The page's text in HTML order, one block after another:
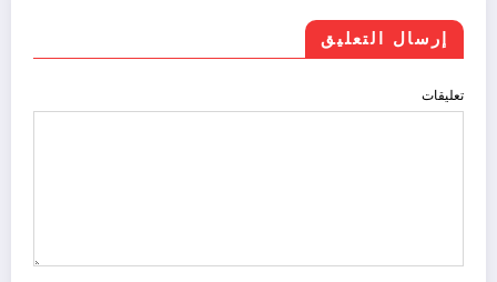
إرسال التعليق
تعليقات